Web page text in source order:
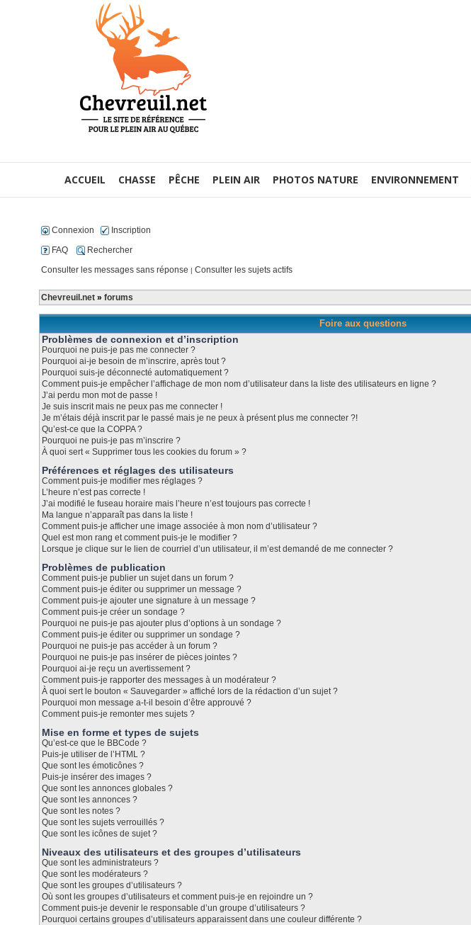
ACCUEIL CHASSE PÊCHE PLEIN AIR PHOTOS NATURE ENVIRONNEMENT
Connexion
Inscription
FAQ
Rechercher
Consulter les messages sans réponse | Consulter les sujets actifs
Chevreuil.net » forums
Foire aux questions
Problèmes de connexion et d’inscription
Pourquoi ne puis-je pas me connecter ?
Pourquoi ai-je besoin de m’inscrire, après tout ?
Pourquoi suis-je déconnecté automatiquement ?
Comment puis-je empêcher l’affichage de mon nom d’utilisateur dans la liste des utilisateurs en ligne ?
J’ai perdu mon mot de passe !
Je suis inscrit mais ne peux pas me connecter !
Je m’étais déjà inscrit par le passé mais je ne peux à présent plus me connecter ?!
Qu’est-ce que la COPPA ?
Pourquoi ne puis-je pas m’inscrire ?
À quoi sert « Supprimer tous les cookies du forum » ?
Préférences et réglages des utilisateurs
Comment puis-je modifier mes réglages ?
L’heure n’est pas correcte !
J’ai modifié le fuseau horaire mais l’heure n’est toujours pas correcte !
Ma langue n’apparaît pas dans la liste !
Comment puis-je afficher une image associée à mon nom d’utilisateur ?
Quel est mon rang et comment puis-je le modifier ?
Lorsque je clique sur le lien de courriel d’un utilisateur, il m’est demandé de me connecter ?
Problèmes de publication
Comment puis-je publier un sujet dans un forum ?
Comment puis-je éditer ou supprimer un message ?
Comment puis-je ajouter une signature à un message ?
Comment puis-je créer un sondage ?
Pourquoi ne puis-je pas ajouter plus d’options à un sondage ?
Comment puis-je éditer ou supprimer un sondage ?
Pourquoi ne puis-je pas accéder à un forum ?
Pourquoi ne puis-je pas insérer de pièces jointes ?
Pourquoi ai-je reçu un avertissement ?
Comment puis-je rapporter des messages à un modérateur ?
À quoi sert le bouton « Sauvegarder » affiché lors de la rédaction d’un sujet ?
Pourquoi mon message a-t-il besoin d’être approuvé ?
Comment puis-je remonter mes sujets ?
Mise en forme et types de sujets
Qu’est-ce que le BBCode ?
Puis-je utiliser de l’HTML ?
Que sont les émoticônes ?
Puis-je insérer des images ?
Que sont les annonces globales ?
Que sont les annonces ?
Que sont les notes ?
Que sont les sujets verrouillés ?
Que sont les icônes de sujet ?
Niveaux des utilisateurs et des groupes d’utilisateurs
Que sont les administrateurs ?
Que sont les modérateurs ?
Que sont les groupes d’utilisateurs ?
Où sont les groupes d’utilisateurs et comment puis-je en rejoindre un ?
Comment puis-je devenir le responsable d’un groupe d’utilisateurs ?
Pourquoi certains groupes d’utilisateurs apparaissent dans une couleur différente ?